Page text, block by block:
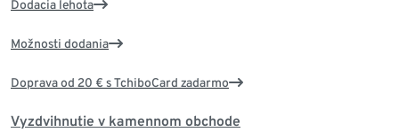
Dodacia lehota
Možnosti dodania
Doprava od 20 € s TchiboCard zadarmo
Vyzdvihnutie v kamennom obchode